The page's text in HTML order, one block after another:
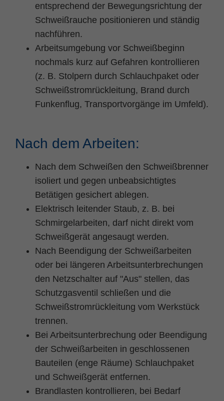
entsprechend der Bewegungsrichtung der
Schweißrauche positionieren und ständig
nachführen.
Arbeitsumgebung vor Schweißbeginn
nochmals kurz auf Gefahren kontrollieren
(z. B. Stolpern durch Schlauchpaket oder
Schweißstromrückleitung, Brand durch
Funkenflug, Transportvorgänge im Umfeld).
Nach dem Arbeiten:
Nach dem Schweißen den Schweißbrenner
isoliert und gegen unbeabsichtigtes
Betätigen gesichert ablegen.
Elektrisch leitender Staub, z. B. bei
Schmirgelarbeiten, darf nicht direkt vom
Schweißgerät angesaugt werden.
Nach Beendigung der Schweißarbeiten
oder bei längeren Arbeitsunterbrechungen
den Netzschalter auf "Aus" stellen, das
Schutzgasventil schließen und die
Schweißstromrückleitung vom Werkstück
trennen.
Bei Arbeitsunterbrechung oder Beendigung
der Schweißarbeiten in geschlossenen
Bauteilen (enge Räume) Schlauchpaket
und Schweißgerät entfernen.
Brandlasten kontrollieren, bei Bedarf